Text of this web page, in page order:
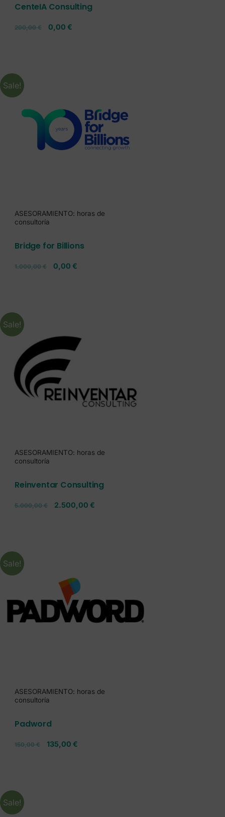
CenteIA Consulting
200,00€ 0,00 €
Sale!
ASESORAMIENTO: horas de
consultoría
Bridge for Billions
1.000,00€ 0,00 €
Sale!
ASESORAMIENTO: horas de
consultoría
Reinventar Consulting
5.000,00€ 2.500,00 €
Sale!
ASESORAMIENTO: horas de
consultoría
Padword
150,00€ 135,00 €
Sale!